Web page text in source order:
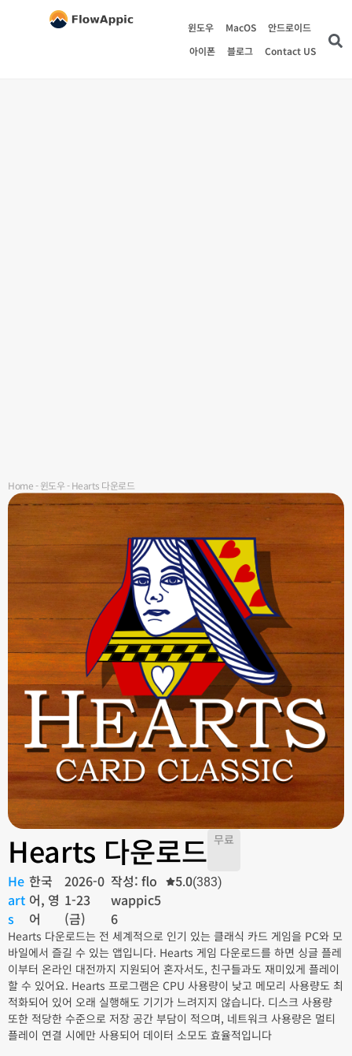
윈도우 MacOS
안드로이드
아이폰
블로그 Contact US
Home-윈도우-Hearts 다운로드
Hearts 다운로드 무료
He
art
s
한국
어, 영
어
2026-0
1-23
(금)
작성: flo
wappic5
6
5.0(383)
Hearts 다운로드는 전 세계적으로 인기 있는 클래식 카드 게임을 PC와 모
바일에서 즐길 수 있는 앱입니다. Hearts 게임 다운로드를 하면 싱글 플레
이부터 온라인 대전까지 지원되어 혼자서도, 친구들과도 재미있게 플레이
할 수 있어요. Hearts 프로그램은 CPU 사용량이 낮고 메모리 사용량도 최
적화되어 있어 오래 실행해도 기기가 느려지지 않습니다. 디스크 사용량
또한 적당한 수준으로 저장 공간 부담이 적으며, 네트워크 사용량은 멀티
플레이 연결 시에만 사용되어 데이터 소모도 효율적입니다